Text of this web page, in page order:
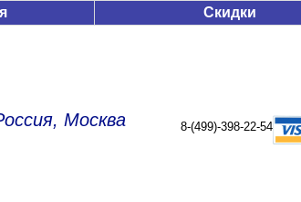
Скидки
Москва 8-(499)-398-22-54